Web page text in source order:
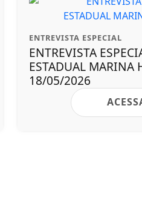
ENTREVISTA ESPECIAL
ENTREVISTA
ESTADUAL MARINA
18/05/2026